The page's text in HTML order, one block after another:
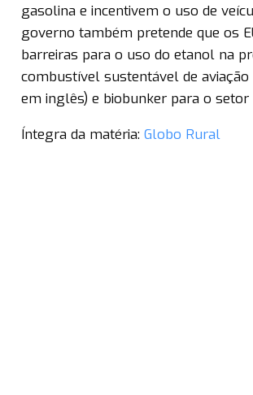
gasolina e incentivem o uso de
governo também pretende que os
barreiras para o uso do etanol na
combustível sustentável de aviação
em inglês) e biobunker para o
Íntegra da matéria: Globo Rural